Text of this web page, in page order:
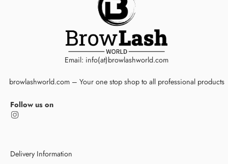
Email: info(at)browlashworld.com
browlashworld.com – Your one stop shop to all professional products
Follow us on
Delivery Information